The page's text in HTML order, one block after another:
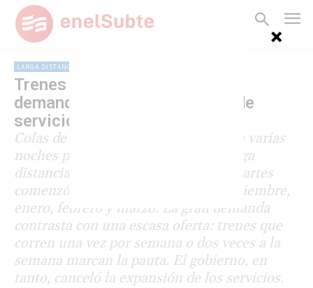
LARGA DISTANCIA
Trenes de larga distancia: alta
demanda pero escasa oferta de
servicios
Colas de varias cuadras y acampes de varias
noches para conseguir pasajes de larga
distancia para las vacaciones. Este martes
comenzó la venta anticipada para diciembre,
enero, febrero y marzo. La gran demanda
contrasta con una escasa oferta: trenes que
corren una vez por semana o dos veces a la
semana marcan la pauta. El gobierno, en
tanto, canceló la expansión de los servicios.